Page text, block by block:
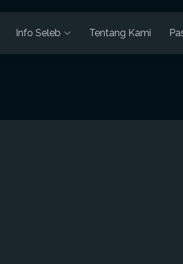
Info Seleb Tentang Kami